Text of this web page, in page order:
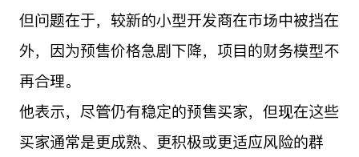
但问题在于，较新的小型开发商在市场中被挡在
外，因为预售价格急剧下降，项目的财务模型不
再合理。
他表示，尽管仍有稳定的预售买家，但现在这些
买家通常是更成熟、更积极或更适应风险的群